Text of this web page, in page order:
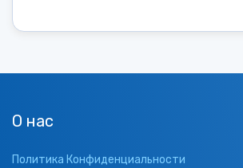
О нас
Политика Конфиденциальности